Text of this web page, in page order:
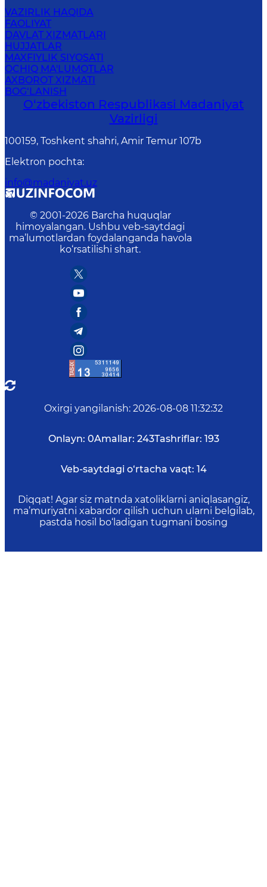
VAZIRLIK HAQIDA
FAOLIYAT
DAVLAT XIZMATLARI
HUJJATLAR
MAXFIYLIK SIYOSATI
OCHIQ MA'LUMOTLAR
AXBOROT XIZMATI
BOG‘LANISH
O‘zbekiston Respublikasi Madaniyat
Vazirligi
100159, Toshkent shahri, Amir Temur 107b
Elektron pochta:
info@madaniyat.uz
© 2001-2026 Barcha huquqlar
himoyalangan. Ushbu veb-saytdagi
ma’lumotlardan foydalanganda havola
ko‘rsatilishi shart.
Oxirgi yangilanish: 2026-08-08 11:32:32
Onlayn: 0Amallar: 243Tashriflar: 193
Veb-saytdagi o‘rtacha vaqt: 14
Diqqat! Agar siz matnda xatoliklarni aniqlasangiz,
ma’muriyatni xabardor qilish uchun ularni belgilab,
pastda hosil bo‘ladigan tugmani bosing